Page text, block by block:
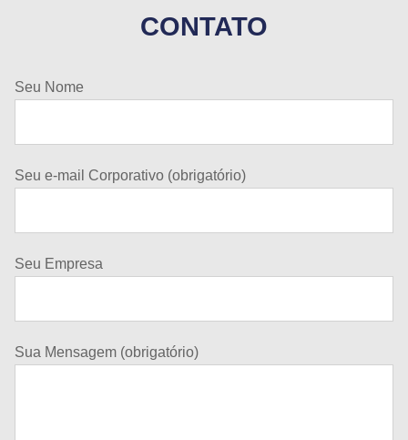
CONTATO
Seu Nome
Seu e-mail Corporativo (obrigatório)
Seu Empresa
Sua Mensagem (obrigatório)